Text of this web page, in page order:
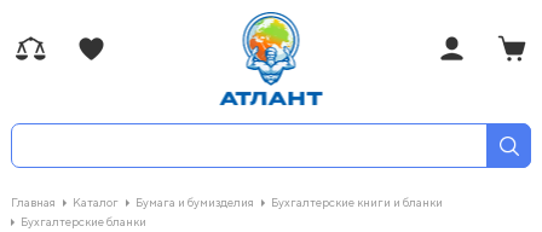
Главная Каталог Бумага и бумизделия
Бухгалтерские книги и бланки
Бухгалтерские бланки